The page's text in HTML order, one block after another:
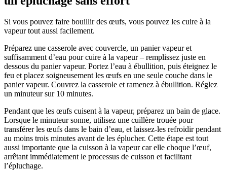
Si vous pouvez faire bouillir des œufs, vous pouvez les cuire à la
vapeur tout aussi facilement.
Préparez une casserole avec couvercle, un panier vapeur et
suffisamment d’eau pour cuire à la vapeur – remplissez juste en
dessous du panier vapeur. Portez l’eau à ébullition, puis éteignez le
feu et placez soigneusement les œufs en une seule couche dans le
panier vapeur. Couvrez la casserole et ramenez à ébullition. Réglez
un minuteur sur 10 minutes.
Pendant que les œufs cuisent à la vapeur, préparez un bain de glace.
Lorsque le minuteur sonne, utilisez une cuillère trouée pour
transférer les œufs dans le bain d’eau, et laissez-les refroidir pendant
au moins trois minutes avant de les éplucher. Cette étape est tout
aussi importante que la cuisson à la vapeur car elle choque l’œuf,
arrêtant immédiatement le processus de cuisson et facilitant
l’épluchage.